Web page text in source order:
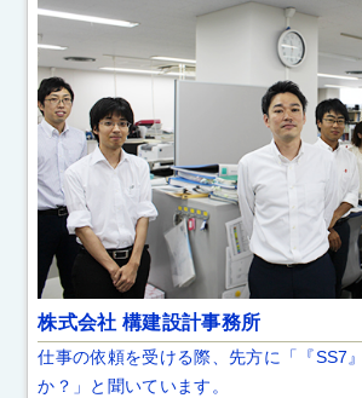
株式会社 構建設計事務所
仕事の依頼を受ける際、先方に「『SS7
か？」と聞いています。